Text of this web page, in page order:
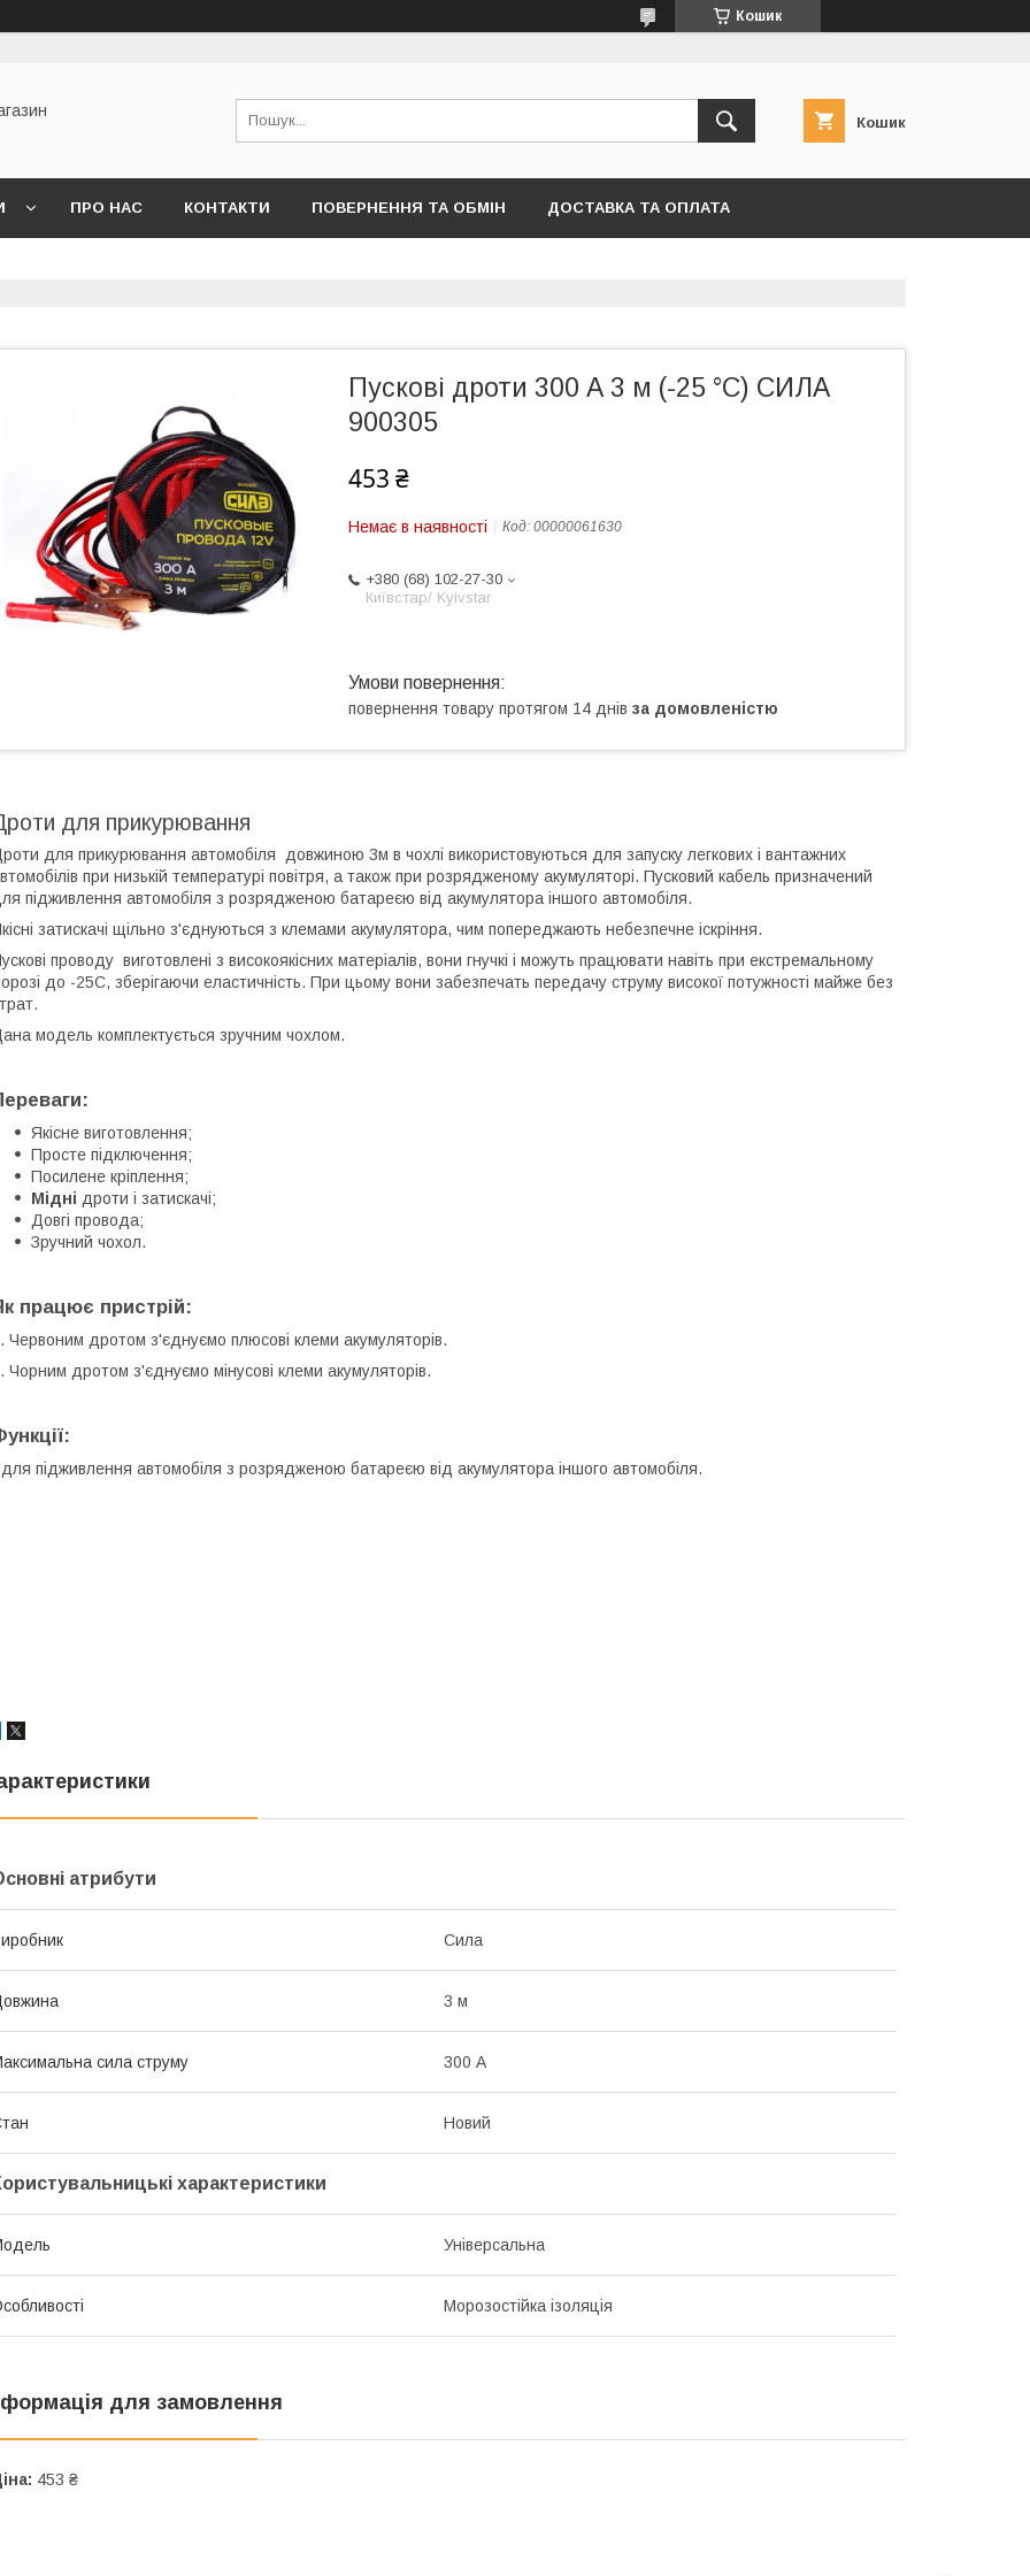
Кошик
Кошик
ПРО НАС КОНТАКТИ ПОВЕРНЕННЯ ТА ОБМІН ДОСТАВКА ТА ОПЛАТА
Пускові дроти 300 А 3 м (-25 °C) СИЛА
900305
453 ₴
Немає в наявності Код: 00000061630
+380 (68) 102-27-30
Київстар/ Kyivstar
повернення товару протягом 14 днів за домовленістю
для прикурювання
для прикурювання автомобіля довжиною 3м в чохлі використовуються для запуску легкових і вантажних
при низькій температурі повітря, а також при розрядженому акумуляторі. Пусковий кабель призначений
підживлення автомобіля з розрядженою батареєю від акумулятора іншого автомобіля.
затискачі щільно з'єднуються з клемами акумулятора, чим попереджають небезпечне іскріння.
проводу виготовлені з високоякісних матеріалів, вони гнучкі і можуть працювати навіть при екстремальному
до -25С, зберігаючи еластичність. При цьому вони забезпечать передачу струму високої потужності майже без
модель комплектується зручним чохлом.
Якісне виготовлення;
Просте підключення;
Посилене кріплення;
Мідні дроти і затискачі;
Довгі провода;
Зручний чохол.
працює пристрій:
Червоним дротом з'єднуємо плюсові клеми акумуляторів.
Чорним дротом з'єднуємо мінусові клеми акумуляторів.
підживлення автомобіля з розрядженою батареєю від акумулятора іншого автомобіля.
атрибути
Сила
3 м
сила струму 300 А
Новий
характеристики
Універсальна
Морозостійка ізоляція
для замовлення
453 ₴